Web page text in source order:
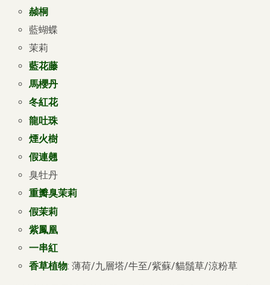
赪桐
藍蝴蝶
茉莉
藍花藤
馬櫻丹
冬紅花
龍吐珠
煙火樹
假連翹
臭牡丹
重瓣臭茉莉
假茉莉
紫鳳凰
一串紅
香草植物: 薄荷/九層塔/牛至/紫蘇/貓鬚草/涼粉草